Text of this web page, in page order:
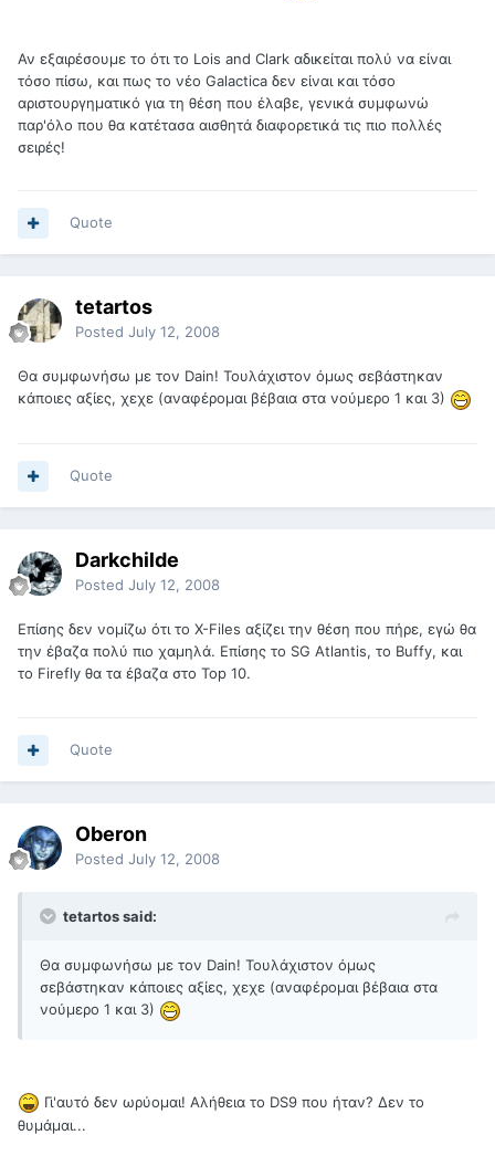
Αν εξαιρέσουμε το ότι το Lois and Clark αδικείται πολύ να είναι
τόσο πίσω, και πως το νέο Galactica δεν είναι και τόσο
αριστουργηματικό για τη θέση που έλαβε, γενικά συμφωνώ
παρ'όλο που θα κατέτασα αισθητά διαφορετικά τις πιο πολλές
σειρές!
Quote
tetartos
Posted July 12, 2008
Θα συμφωνήσω με τον Dain! Τουλάχιστον όμως σεβάστηκαν
κάποιες αξίες, χεχε (αναφέρομαι βέβαια στα νούμερο 1 και 3)
Quote
Darkchilde
Posted July 12, 2008
Επίσης δεν νομίζω ότι το X-Files αξίζει την θέση που πήρε, εγώ θα
την έβαζα πολύ πιο χαμηλά. Επίσης το SG Atlantis, το Buffy, και
το Firefly θα τα έβαζα στο Top 10.
Quote
Oberon
Posted July 12, 2008
tetartos said:
Θα συμφωνήσω με τον Dain! Τουλάχιστον όμως
σεβάστηκαν κάποιες αξίες, χεχε (αναφέρομαι βέβαια στα
νούμερο 1 και 3)
Γι'αυτό δεν ωρύομαι! Αλήθεια το DS9 που ήταν? Δεν το
θυμάμαι...